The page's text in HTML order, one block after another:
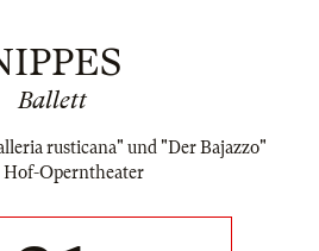
Ballett
rusticana" und "Der Bajazzo"
Hof-Operntheater